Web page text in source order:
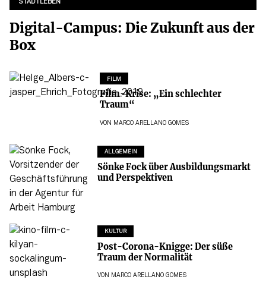
STADTLEBEN
Digital-Campus: Die Zukunft aus der
Box
FILM
Film-Krise: „Ein schlechter
Traum“
VON MARCO ARELLANO GOMES
ALLGEMEIN
Sönke Fock über Ausbildungsmarkt
und Perspektiven
KULTUR
Post-Corona-Knigge: Der süße
Traum der Normalität
VON MARCO ARELLANO GOMES